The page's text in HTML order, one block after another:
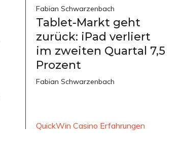
Fabian Schwarzenbach
Tablet-Markt geht
zurück: iPad verliert
im zweiten Quartal 7,5
Prozent
Fabian Schwarzenbach
QuickWin Casino Erfahrungen